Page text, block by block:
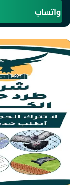
واتساب